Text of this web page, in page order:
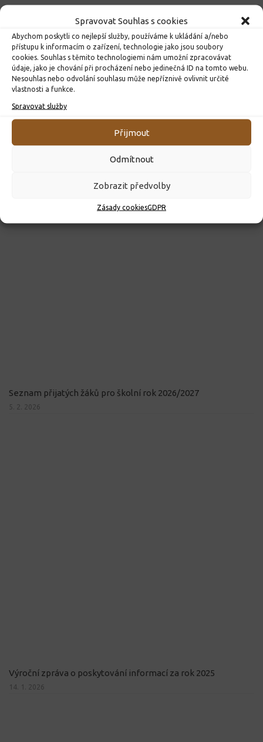
Spravovat Souhlas s cookies
Abychom poskytli co nejlepší služby, používáme k ukládání a/nebo
přístupu k informacím o zařízení, technologie jako jsou soubory
cookies. Souhlas s těmito technologiemi nám umožní zpracovávat
údaje, jako je chování při procházení nebo jedinečná ID na tomto webu.
Nesouhlas nebo odvolání souhlasu může nepříznivě ovlivnit určité
vlastnosti a funkce.
Spravovat služby
Přijmout
Odmítnout
Zobrazit předvolby
Zásady cookiesGDPR
PRO ROK 2026
Seznam přijatých žáků pro školní rok 2026/2027
5. 2. 2026
Výroční zpráva o poskytování informací za rok 2025
14. 1. 2026